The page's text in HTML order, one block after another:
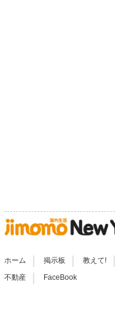
ホーム 掲示板 教えて!
不動産 | FaceBook